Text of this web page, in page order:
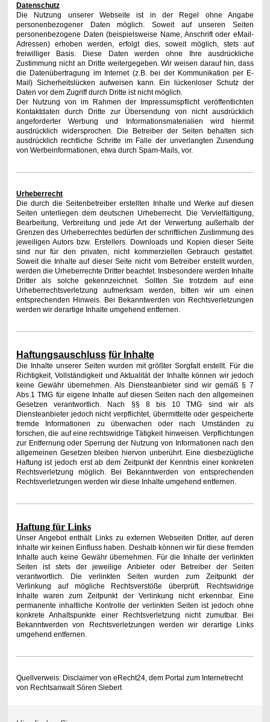
Datenschutz
Die Nutzung unserer Webseite ist in der Regel ohne Angabe
personenbezogener Daten möglich. Soweit auf unseren Seiten
personenbezogene Daten (beispielsweise Name, Anschrift oder eMail-
Adressen) erhoben werden, erfolgt dies, soweit möglich, stets auf
freiwilliger Basis. Diese Daten werden ohne Ihre ausdrückliche
Zustimmung nicht an Dritte weitergegeben. Wir weisen darauf hin, dass
die Datenübertragung im Internet (z.B. bei der Kommunikation per E-
Mail) Sicherheitslücken aufweisen kann. Ein lückenloser Schutz der
Daten vor dem Zugriff durch Dritte ist nicht möglich.
Der Nutzung von im Rahmen der Impressumspflicht veröffentlichten
Kontaktdaten durch Dritte zur Übersendung von nicht ausdrücklich
angeforderter Werbung und Informationsmaterialien wird hiermit
ausdrücklich widersprochen. Die Betreiber der Seiten behalten sich
ausdrücklich rechtliche Schritte im Falle der unverlangten Zusendung
von Werbeinformationen, etwa durch Spam-Mails, vor.
Urheberrecht
Die durch die Seitenbetreiber erstellten Inhalte und Werke auf diesen
Seiten unterliegen dem deutschen Urheberrecht. Die Vervielfältigung,
Bearbeitung, Verbreitung und jede Art der Verwertung außerhalb der
Grenzen des Urheberrechtes bedürfen der schriftlichen Zustimmung des
jeweiligen Autors bzw. Erstellers. Downloads und Kopien dieser Seite
sind nur für den privaten, nicht kommerziellen Gebrauch gestattet.
Soweit die Inhalte auf dieser Seite nicht vom Betreiber erstellt wurden,
werden die Urheberrechte Dritter beachtet. Insbesondere werden Inhalte
Dritter als solche gekennzeichnet. Sollten Sie trotzdem auf eine
Urheberrechtsverletzung aufmerksam werden, bitten wir um einen
entsprechenden Hinweis. Bei Bekanntwerden von Rechtsverletzungen
werden wir derartige Inhalte umgehend entfernen.
Haftungsauschluss für Inhalte
Die Inhalte unserer Seiten wurden mit größter Sorgfalt erstellt. Für die
Richtigkeit, Vollständigkeit und Aktualität der Inhalte können wir jedoch
keine Gewähr übernehmen. Als Diensteanbieter sind wir gemäß § 7
Abs.1 TMG für eigene Inhalte auf diesen Seiten nach den allgemeinen
Gesetzen verantwortlich. Nach §§ 8 bis 10 TMG sind wir als
Diensteanbieter jedoch nicht verpflichtet, übermittelte oder gespeicherte
fremde Informationen zu überwachen oder nach Umständen zu
forschen, die auf eine rechtswidrige Tätigkeit hinweisen. Verpflichtungen
zur Entfernung oder Sperrung der Nutzung von Informationen nach den
allgemeinen Gesetzen bleiben hiervon unberührt. Eine diesbezügliche
Haftung ist jedoch erst ab dem Zeitpunkt der Kenntnis einer konkreten
Rechtsverletzung möglich. Bei Bekanntwerden von entsprechenden
Rechtsverletzungen werden wir diese Inhalte umgehend entfernen.
Haftung für Links
Unser Angebot enthält Links zu externen Webseiten Dritter, auf deren
Inhalte wir keinen Einfluss haben. Deshalb können wir für diese fremden
Inhalte auch keine Gewähr übernehmen. Für die Inhalte der verlinkten
Seiten ist stets der jeweilige Anbieter oder Betreiber der Seiten
verantwortlich. Die verlinkten Seiten wurden zum Zeitpunkt der
Verlinkung auf mögliche Rechtsverstöße überprüft. Rechtswidrige
Inhalte waren zum Zeitpunkt der Verlinkung nicht erkennbar. Eine
permanente inhaltliche Kontrolle der verlinkten Seiten ist jedoch ohne
konkrete Anhaltspunkte einer Rechtsverletzung nicht zumutbar. Bei
Bekanntwerden von Rechtsverletzungen werden wir derartige Links
umgehend entfernen.
Quellverweis: Disclaimer von eRecht24, dem Portal zum Internetrecht
von Rechtsanwalt Sören Siebert